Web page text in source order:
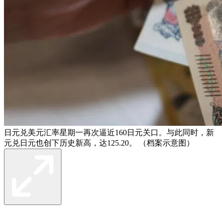
日元兑美元汇率星期一再次逼近160日元关口。与此同时，新
元兑日元也创下历史新高，达125.20。 （档案示意图）